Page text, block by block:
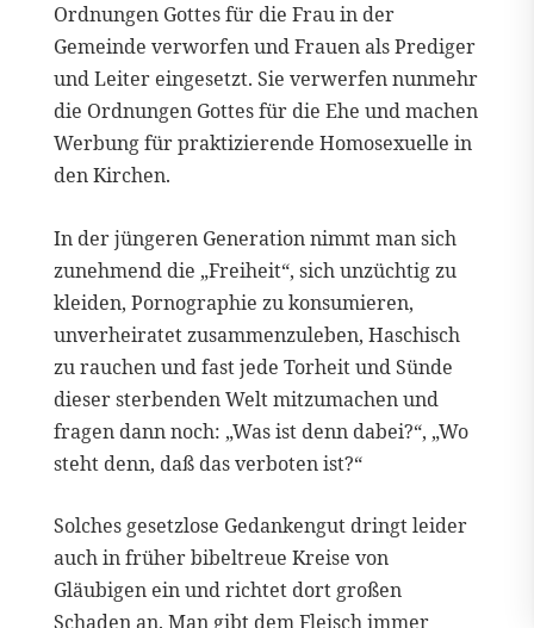
Ordnungen Gottes für die Frau in der
Gemeinde verworfen und Frauen als Prediger
und Leiter eingesetzt. Sie verwerfen nunmehr
die Ordnungen Gottes für die Ehe und machen
Werbung für praktizierende Homosexuelle in
den Kirchen.
In der jüngeren Generation nimmt man sich
zunehmend die „Freiheit“, sich unzüchtig zu
kleiden, Pornographie zu konsumieren,
unverheiratet zusammenzuleben, Haschisch
zu rauchen und fast jede Torheit und Sünde
dieser sterbenden Welt mitzumachen und
fragen dann noch: „Was ist denn dabei?“, „Wo
steht denn, daß das verboten ist?“
Solches gesetzlose Gedankengut dringt leider
auch in früher bibeltreue Kreise von
Gläubigen ein und richtet dort großen
Schaden an. Man gibt dem Fleisch immer